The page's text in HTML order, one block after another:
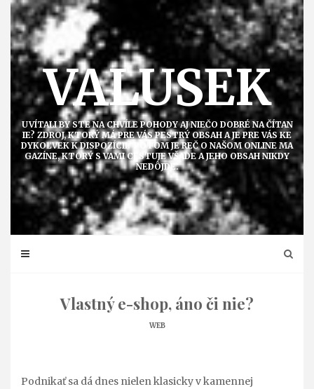
Přejít
obsahu
VALUSEK
UVÍTALI BY STE NA CHVÍLE POHODY AJ NIEČO DOBRÉ NA ČÍTAN
IE? ZDROJ, KTORÝ MÁ PRE VÁS PESTRÝ OBSAH A JE PRE VÁS KE
DYKOĽVEK K DISPOZÍCII? POTOM JE REČ O NAŠOM ONLINE MA
GAZÍNE, KTORÝ S VAMI CESTUJE VŠADE A JEHO OBSAH NIKDY
NEDÔJDE.
Vlastný e-shop, áno či nie?
WEB
Podnikať sa dá dnes nielen klasicky v kamennej